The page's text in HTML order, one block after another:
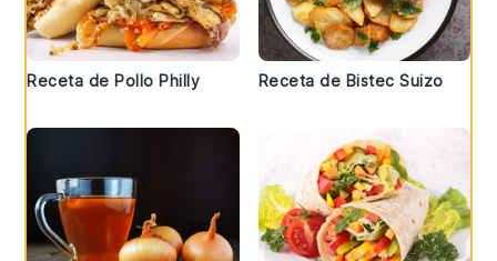
Receta de Pollo Philly Receta de Bistec Suizo